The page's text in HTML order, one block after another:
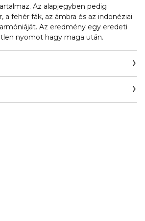
Az alapjegyben pedig
a fehér fák, az ámbra és az indonéziai
Az eredmény egy eredeti
nyomot hagy maga után.